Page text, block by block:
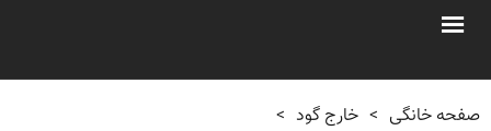
صفحه خانگی > خارج گود >